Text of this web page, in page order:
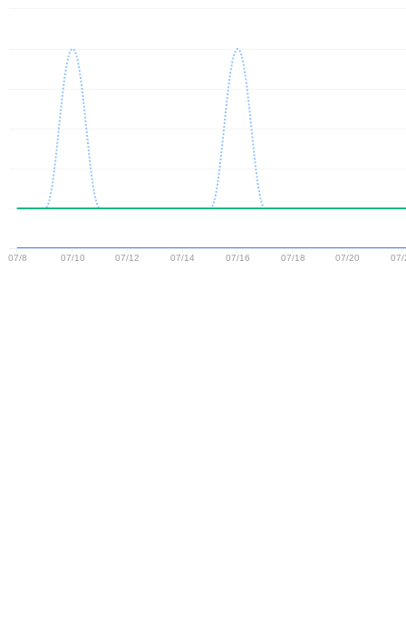
07/8 07/10 07/12 07/14 07/16 07/18 07/20 07/